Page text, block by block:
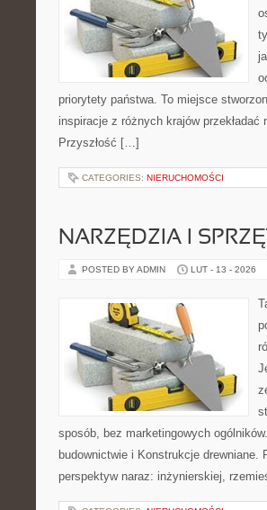
priorytety państwa. To miejsce
inspiracje z różnych krajów
Przyszłość […]
CATEGORIES: NIERUCHOMOŚCI
NARZĘDZIA I
POSTED BY ADMIN LUT - 13 - 2026
sposób, bez marketingowych
budownictwie i Konstrukcje
perspektyw naraz: inżynierskiej,